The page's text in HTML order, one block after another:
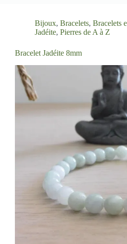
Bijoux, Bracelets, Bracelets
Jadéite, Pierres de A à Z
Bracelet Jadéite 8mm